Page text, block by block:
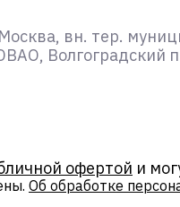
вн. тер.
Волгоградский
офертой и
Об обработке